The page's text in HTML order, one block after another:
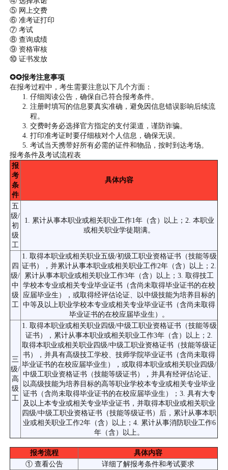
⑤ 网上交费
⑥ 准考证打印
⑦ 考试
⑧ 查询成绩
⑨ 资格审核
⑩ 证书发放
✪✪报考注意事项
在报考过程中，考生需要注意以下几个方面：
仔细阅读公告，确保自己符合报考条件。
注册时填写的信息要真实准确，避免因信息错误影响后续流
程。
交费时务必选择官方指定的支付渠道，谨防诈骗。
打印准考证时要仔细核对个人信息，确保无误。
考试当天携带好所有必需的证件和物品，按时到达考场。
报考条件及考试流程表
报
考
条
件
具体内容
五
级/
初
级
工
1. 累计从事本职业或相关职业工作1年（含）以上；2. 本职业
或相关职业学徒期满。
四
级/
中
级
工
1. 取得本职业或相关职业五级/初级工职业资格证书（技能等级
证书），并累计从事本职业或相关职业工作2年（含）以上；2.
累计从事本职业或相关职业工作3年（含）以上；3. 取得技工
学校本专业或相关专业毕业证书（含尚未取得毕业证书的在校
应届毕业生），或取得经评估论证、以中级技能为培养目标的
中等及以上职业学校本专业或相关专业毕业证书（含尚未取得
毕业证书的在校应届毕业生）。
三
级/
高
级
工
1. 取得本职业或相关职业四级/中级工职业资格证书（技能等级
证书），累计从事本职业或相关职业工作3年（含）以上；2.
取得本职业或相关职业四级/中级工职业资格证书（技能等级证
书），并具有高级技工学校、技师学院毕业证书（含尚未取得
毕业证书的在校应届毕业生），或取得本职业或相关职业四级/
中级工职业资格证书（技能等级证书），并具有经评估论证、
以高级技能为培养目标的高等职业学校本专业或相关专业毕业
证书（含尚未取得毕业证书的在校应届毕业生）；3. 具有大专
及以上本专业或相关专业毕业证书，并取得本职业或相关职业
四级/中级工职业资格证书（技能等级证书）后，累计从事本职
业或相关职业工作2年（含）以上；4. 累计从事消防职业工作6
年（含）以上。
报考流程
具体内容
① 查看公告
详细了解报考条件和考试要求